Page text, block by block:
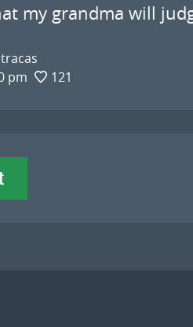
my grandma will
pm
121